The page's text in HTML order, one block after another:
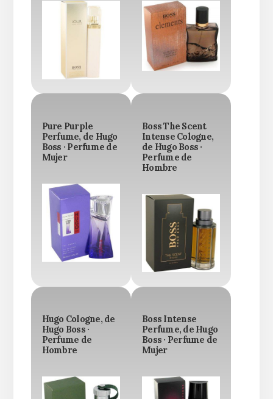
Pure Purple
Perfume, de Hugo
Boss · Perfume de
Mujer
Boss The Scent
Intense Cologne,
de Hugo Boss ·
Perfume de
Hombre
Hugo Cologne, de
Hugo Boss ·
Perfume de
Hombre
Boss Intense
Perfume, de Hugo
Boss · Perfume de
Mujer